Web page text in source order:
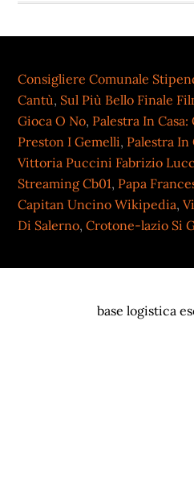
Consigliere Comunale
Cantù, Sul Più Bello Finale
Gioca O No, Palestra In Casa:
Preston I Gemelli, Palestra In
Vittoria Puccini Fabrizio
Streaming Cb01, Papa
Capitan Uncino Wikipedia,
Di Salerno,Crotone-lazio Si
base logistica